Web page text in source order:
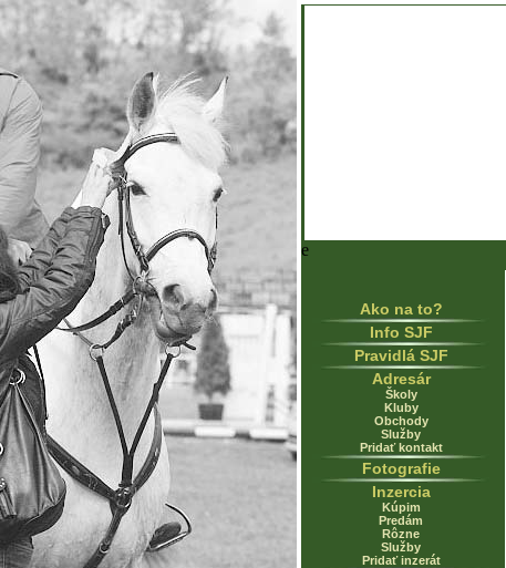
e
Ako na to?
Info SJF
Pravidlá SJF
Adresár
Školy
Kluby
Obchody
Služby
Pridať kontakt
Fotografie
Inzercia
Kúpim
Predám
Rôzne
Služby
Pridať inzerát